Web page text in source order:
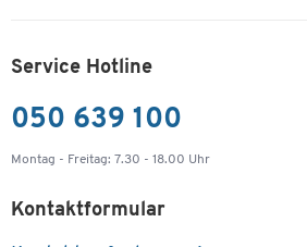
Service Hotline
050 639 100
Montag - Freitag: 7.30 - 18.00 Uhr
Kontaktformular